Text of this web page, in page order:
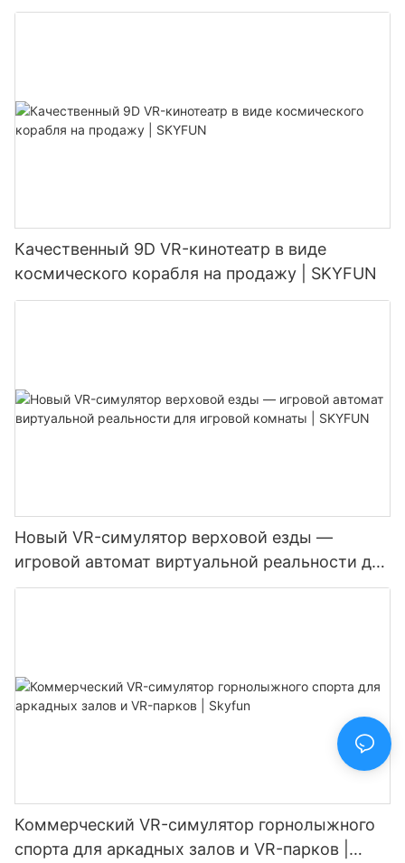
Качественный 9D VR-кинотеатр в виде
космического корабля на продажу | SKYFUN
Новый VR-симулятор верховой езды —
игровой автомат виртуальной реальности для
игровой комнаты | SKYFUN
Коммерческий VR-симулятор горнолыжного
спорта для аркадных залов и VR-парков |